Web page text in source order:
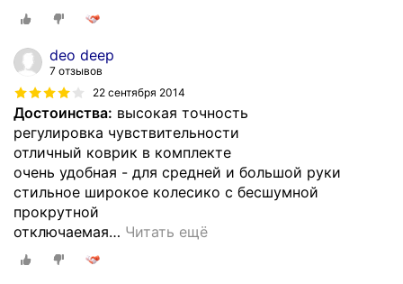
deo deep
7 отзывов
22 сентября 2014
Достоинства: высокая точность
регулировка чувствительности
отличный коврик в комплекте
очень удобная - для средней и большой руки
стильное широкое колесико с бесшумной
прокрутной
отключаемая… Читать ещё